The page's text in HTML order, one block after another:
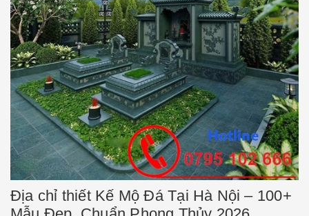
Địa chỉ thiết Kế Mộ Đá Tại Hà Nội – 100+